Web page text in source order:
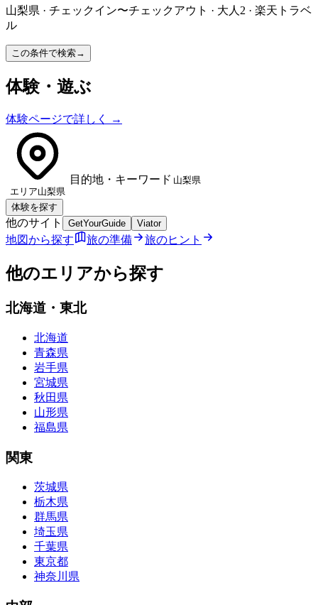
山梨県 · チェックイン〜チェックアウト · 大人2 · 楽天トラベ
ル
この条件で検索→
体験・遊ぶ
体験ページで詳しく →
エリア山梨県
目的地・キーワード
体験を探す
他のサイト GetYourGuide Viator
地図から探す 旅の準備 旅のヒント
他のエリアから探す
北海道・東北
北海道
青森県
岩手県
宮城県
秋田県
山形県
福島県
関東
茨城県
栃木県
群馬県
埼玉県
千葉県
東京都
神奈川県